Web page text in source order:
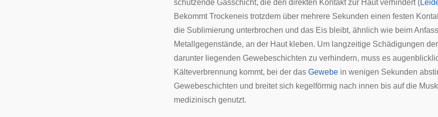
schützende Gasschicht, die den direkten Kontakt zur Haut verhindert (
Bekommt Trockeneis trotzdem über mehrere Sekunden einen festen
die Sublimierung unterbrochen und das Eis bleibt, ähnlich wie beim
Metallgegenstände, an der Haut kleben. Um langzeitige Schädigungen
darunter liegenden Gewebeschichten zu verhindern, muss es
Kälteverbrennung kommt, bei der das Gewebe in wenigen Sekunden
Gewebeschichten und breitet sich kegelförmig nach innen bis auf die
medizinisch genutzt.